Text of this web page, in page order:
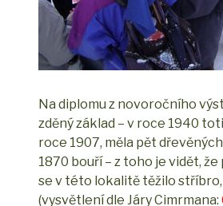
Na diplomu z novoročního
zděný základ – v roce 1940
roce 1907, měla pět
1870 bouří – z toho je vidět,
se v této lokalitě těžilo
(vysvětlení dle Járy Cimrmana: